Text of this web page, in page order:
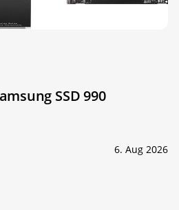
SSD 990
6. Aug 2026